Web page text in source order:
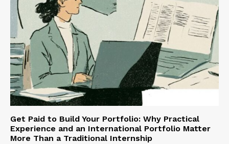
Get Paid to Build Your Portfolio: Why Practical
Experience and an International Portfolio Matter
More Than a Traditional Internship